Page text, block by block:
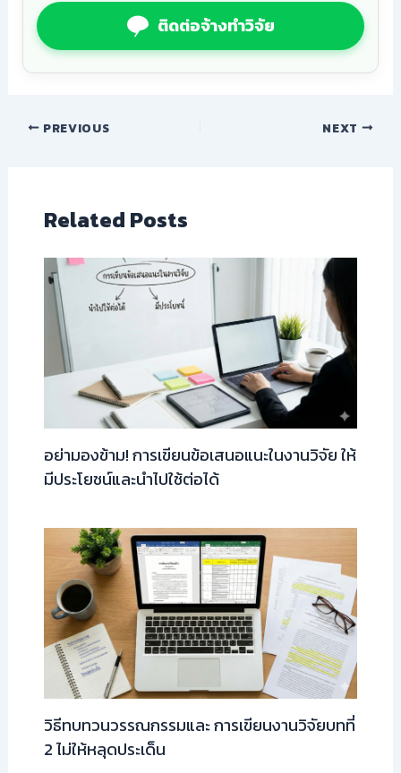
ติดต่อจ้างทำวิจัย
PREVIOUS NEXT
Related Posts
อย่ามองข้าม! การเขียนข้อเสนอแนะในงานวิจัย ให้
มีประโยชน์และนำไปใช้ต่อได้
วิธีทบทวนวรรณกรรมและ การเขียนงานวิจัยบทที่
2 ไม่ให้หลุดประเด็น